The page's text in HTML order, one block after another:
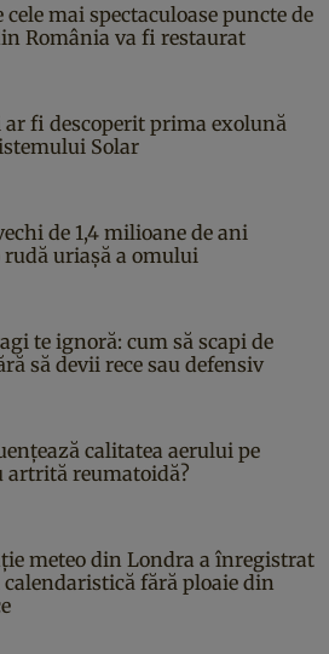
mai spectaculoase puncte de
România va fi restaurat
fi descoperit prima exolună
Solar
de 1,4 milioane de ani
rudă uriașă a omului
te ignoră: cum să scapi de
să devii rece sau defensiv
calitatea aerului pe
artrită reumatoidă?
meteo din Londra a înregistrat
fără ploaie din